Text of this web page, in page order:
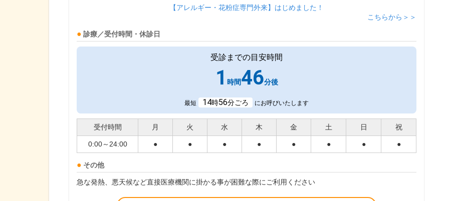
【アレルギー・花粉症専門外来】はじめました！
こちらから＞＞
診療／受付時間・休診日
受診までの目安時間
1 時間46分後
最短 14時56分ごろ にお呼びいたします
受付時間 月 火 水 木 金 土 日 祝
0:00～24:00 ● ● ● ● ● ● ● ●
その他
急な発熱、悪天候など直接医療機関に掛かる事が困難な際にご利用ください